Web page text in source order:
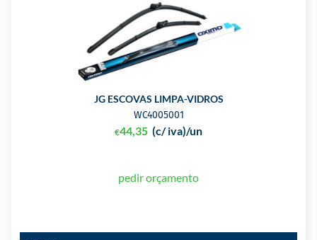
JG ESCOVAS LIMPA-VIDROS
WC4005001
€44,35 (c/ iva)/un
pedir orçamento